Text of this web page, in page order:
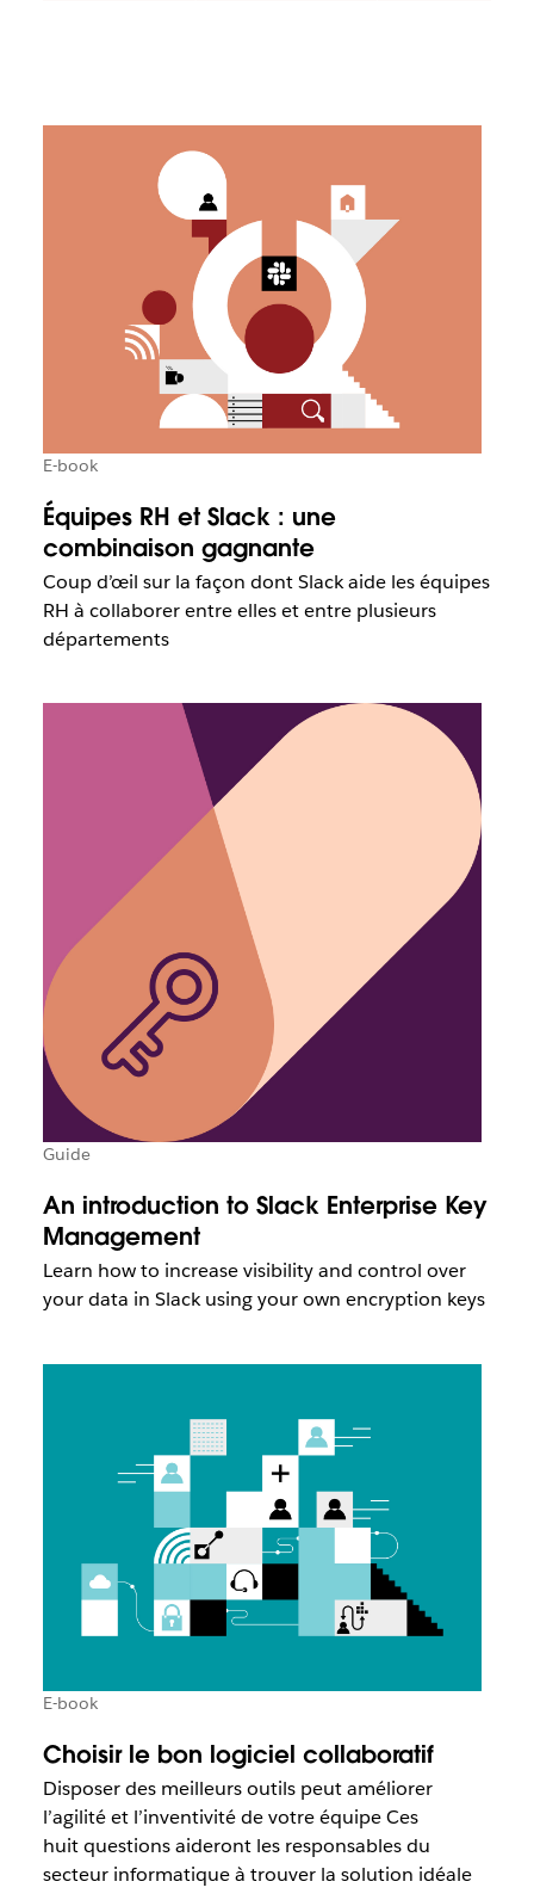
E-book
Équipes RH et Slack : une
combinaison gagnante
Coup d’œil sur la façon dont Slack aide les équipes
RH à collaborer entre elles et entre plusieurs
départements
Guide
An introduction to Slack Enterprise Key
Management
Learn how to increase visibility and control over
your data in Slack using your own encryption keys
E-book
Choisir le bon logiciel collaboratif
Disposer des meilleurs outils peut améliorer
l’agilité et l’inventivité de votre équipe Ces
huit questions aideront les responsables du
secteur informatique à trouver la solution idéale